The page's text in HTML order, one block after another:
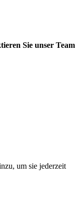
Sie unser Team
um sie jederzeit